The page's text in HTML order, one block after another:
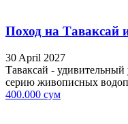
Поход на Таваксай
30 April 2027
Таваксай -
серию живописных
400.000 сум